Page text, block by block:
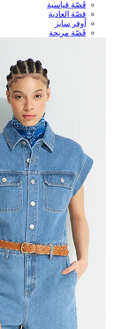
قَصّة قياسية
قصّة العادية
أوفر سايز
قَصّة مريحة